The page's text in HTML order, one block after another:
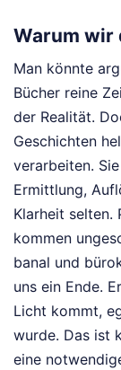
Warum wir
Man könnte
Bücher reine
der Realität.
Geschichten
verarbeiten.
Ermittlung,
Klarheit selten.
kommen
banal und
uns ein Ende.
Licht kommt,
wurde. Das ist
eine